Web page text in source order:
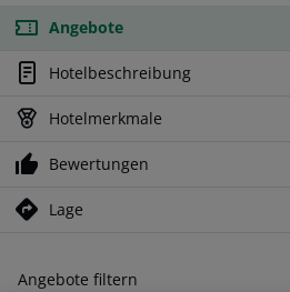
Angebote
Hotelbeschreibung
Hotelmerkmale
Bewertungen
Lage
Angebote filtern